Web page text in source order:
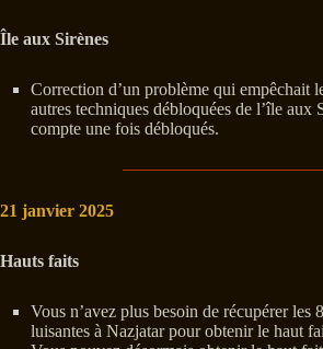
Île aux Sirènes
Correction d’un problème qui empêchait
autres techniques débloquées de l’île aux
compte une fois débloqués.
21 janvier 2025
Hauts faits
Vous n’avez plus besoin de récupérer les
luisantes à Nazjatar pour obtenir le haut